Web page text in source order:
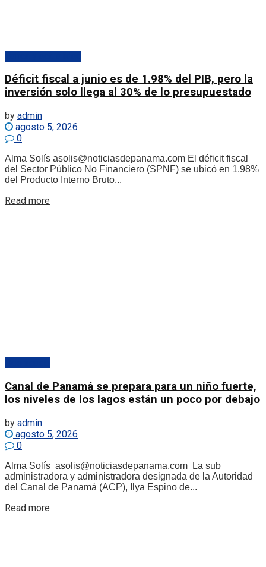
Déficit fiscal a junio es de 1.98% del PIB, pero la
inversión solo llega al 30% de lo presupuestado
by admin
agosto 5, 2026
0
Alma Solís asolis@noticiasdepanama.com El déficit fiscal
del Sector Público No Financiero (SPNF) se ubicó en 1.98%
del Producto Interno Bruto...
Read more
Canal de Panamá se prepara para un niño fuerte,
los niveles de los lagos están un poco por debajo
by admin
agosto 5, 2026
0
Alma Solís asolis@noticiasdepanama.com La sub
administradora y administradora designada de la Autoridad
del Canal de Panamá (ACP), Ilya Espino de...
Read more